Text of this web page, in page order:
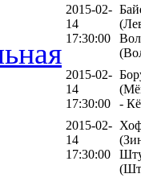
2015-02-
14
17:30:00
2015-02-
14
17:30:00
-
2015-02-
14
17:30:00